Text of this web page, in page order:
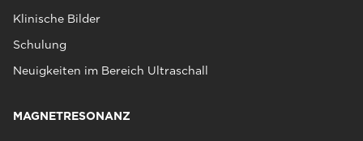
Klinische Bilder
Schulung
Neuigkeiten im Bereich Ultraschall
MAGNETRESONANZ